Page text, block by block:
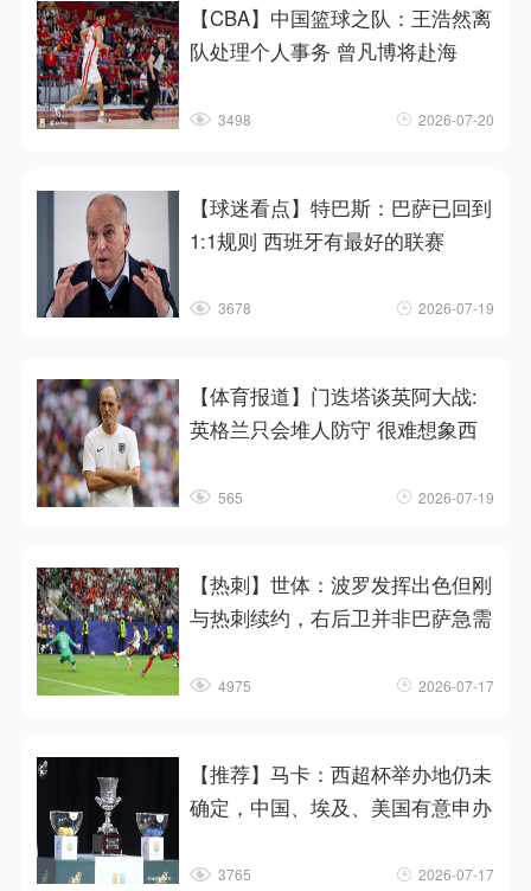
【CBA】中国篮球之队：王浩然离
队处理个人事务 曾凡博将赴海
3498 2026-07-20
【球迷看点】特巴斯：巴萨已回到
1:1规则 西班牙有最好的联赛
3678 2026-07-19
【体育报道】门迭塔谈英阿大战:
英格兰只会堆人防守 很难想象西
565 2026-07-19
【热刺】世体：波罗发挥出色但刚
与热刺续约，右后卫并非巴萨急需
4975 2026-07-17
【推荐】马卡：西超杯举办地仍未
确定，中国、埃及、美国有意申办
3765 2026-07-17